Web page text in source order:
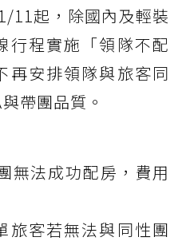
11起，除國內及輕裝
行程實施「領隊不配
再安排領隊與旅客同
帶團品質。
無法成功配房，費用
旅客若無法與同性團